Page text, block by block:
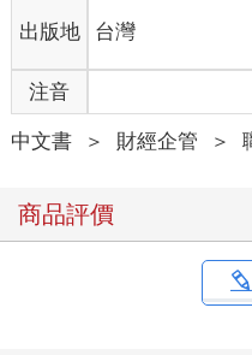
讓別人去做他們不想做的事
別人贊同你，就請遵循這條
法。為此，你一定要有耐心
然的出現在對方的頭腦中。
你對自己觀點的表達，遠沒
得到別人的贊同，就要引導
學會處理「被拒絕」
出版地 台灣
注音
中文書 ＞ 財經企管 ＞
商品評價